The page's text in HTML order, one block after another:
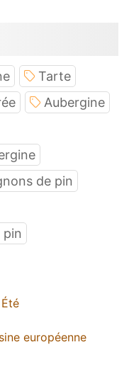
Tarte
Aubergine
de pin
Été
européenne